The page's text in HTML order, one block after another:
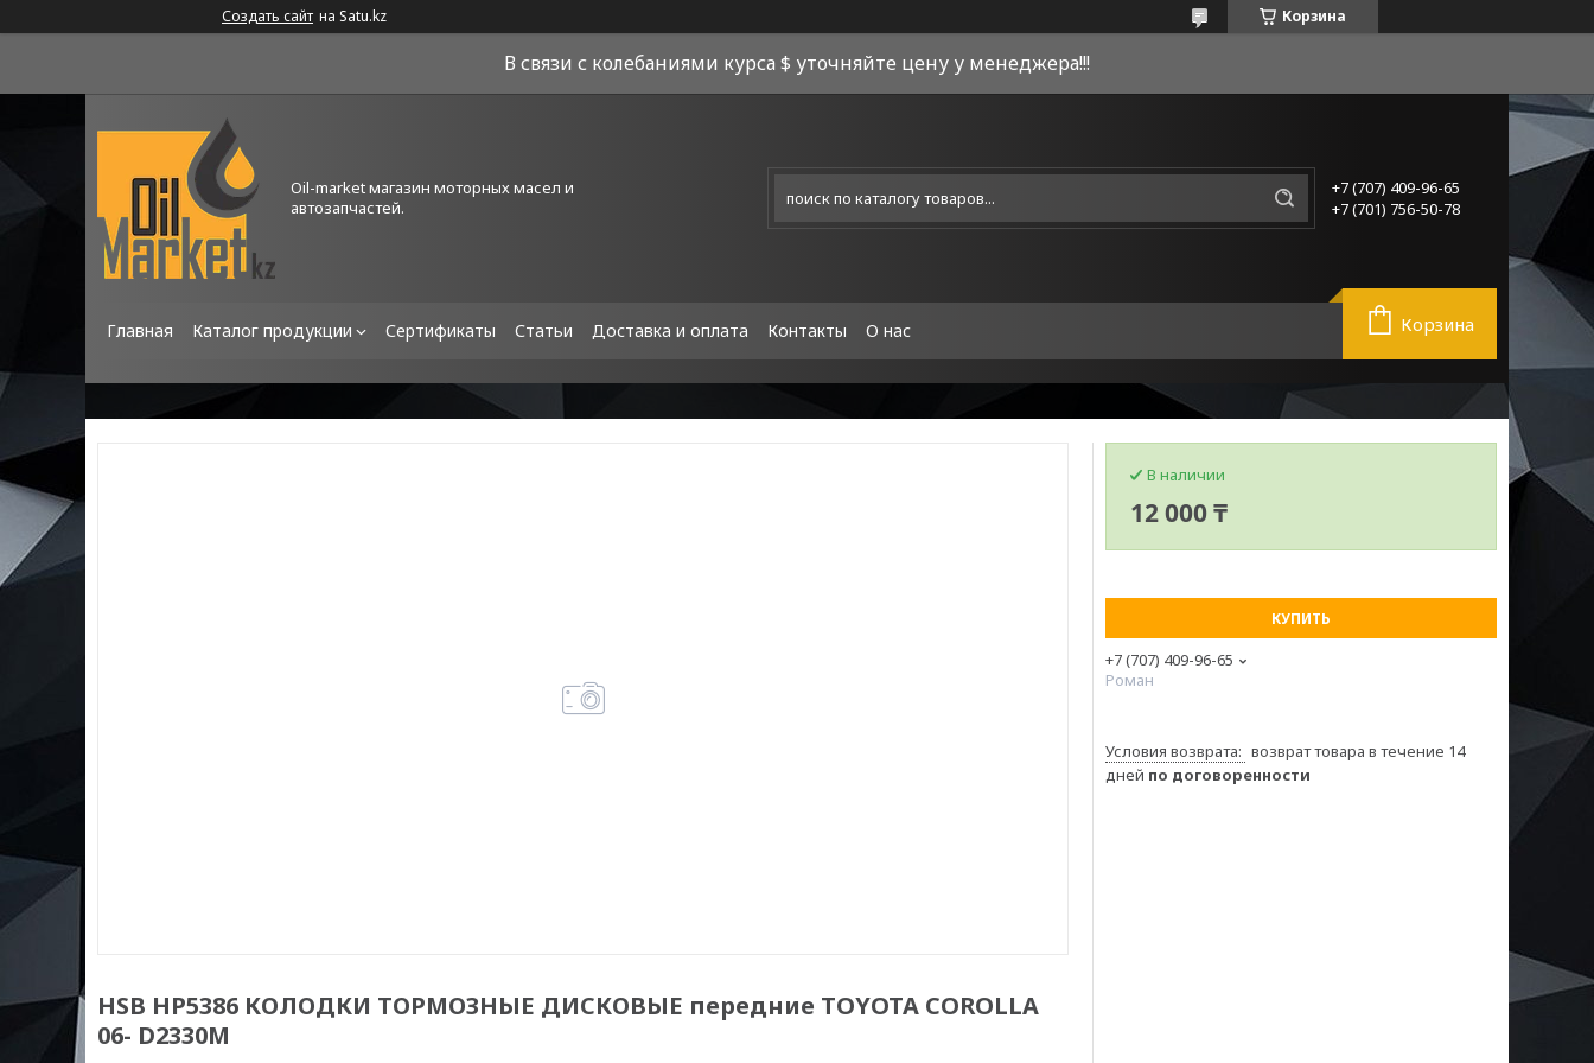
Создать сайт на Satu.kz Корзина
В связи с колебаниями курса $ уточняйте цену у менеджера!!!
Oil-market магазин моторных масел и
автозапчастей.
+7 (707) 409-96-65
+7 (701) 756-50-78
Главная Каталог продукции Сертификаты Статьи Доставка и оплата Контакты О нас Корзина
HSB HP5386 КОЛОДКИ ТОРМОЗНЫЕ ДИСКОВЫЕ передние TOYOTA COROLLA
06- D2330M
В наличии
12 000 ₸
КУПИТЬ
+7 (707) 409-96-65
Роман
возврат товара в течение 14
дней по договоренности